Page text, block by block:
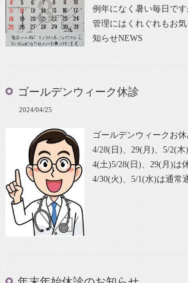
例年になく暑い毎日で
管理にはくれぐれもお
知らせNEWS
ゴールデンウィーク休診
2024/04/25
ゴールデンウィークお
4/28(日)、29(月)、5/2(木)
4(土)5/28(日)、29(月)は
4/30(火)、5/1(水)は通常